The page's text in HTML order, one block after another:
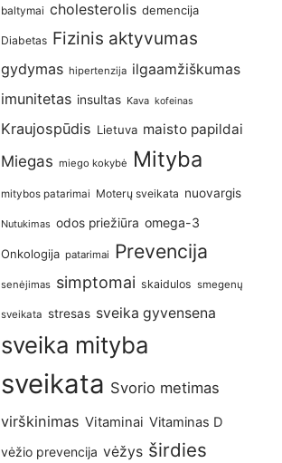
baltymai cholesterolis demencija
Diabetas Fizinis aktyvumas
gydymas hipertenzija ilgaamžiškumas
imunitetas insultas Kava kofeinas
Kraujospūdis Lietuva maisto papildai
Miegas miego kokybė Mityba
mitybos patarimai Moterų sveikata nuovargis
Nutukimas odos priežiūra omega-3
Onkologija patarimai Prevencija
senėjimas simptomai skaidulos smegenų
sveikata stresas sveika gyvensena
sveika mityba
sveikata Svorio metimas
virškinimas Vitaminai Vitaminas D
vėžio prevencija vėžys širdies